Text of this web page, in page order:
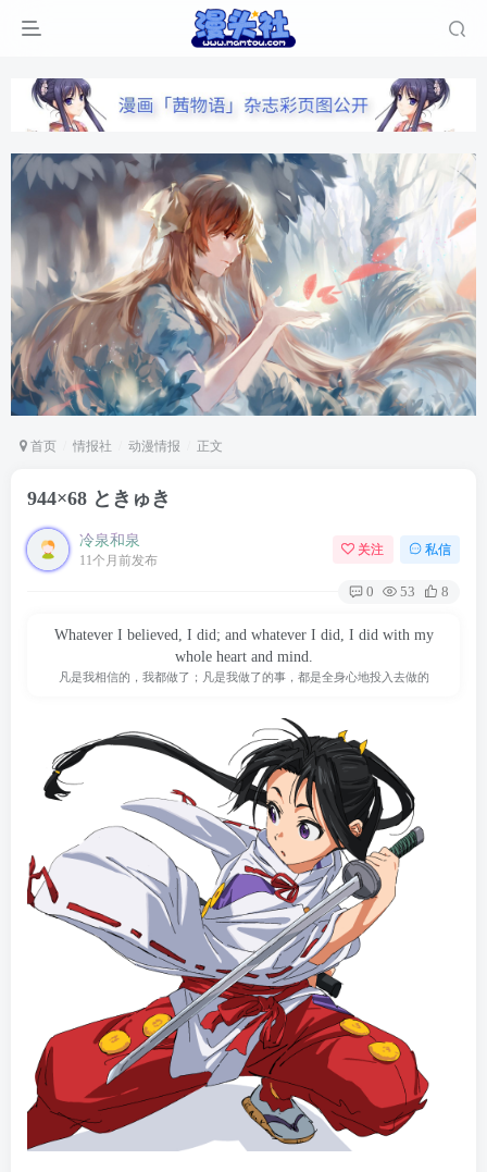
首页 情报社 动漫情报 正文
944×68 ときゅき
冷泉和泉
11个月前发布
关注 私信
0 53 8
Whatever I believed, I did; and whatever I did, I did with my
whole heart and mind.
凡是我相信的，我都做了；凡是我做了的事，都是全身心地投入去做的